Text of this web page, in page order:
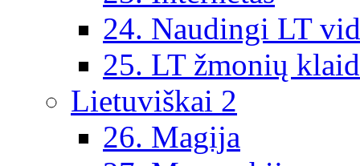
24. Naudingi LT
25. LT žmonių
Lietuviškai 2
26. Magija